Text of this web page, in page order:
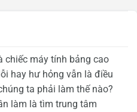
chiếc máy tính bảng cao
hay hư hỏng vẫn là điều
ta phải làm thế nào?
làm là tìm trung tâm